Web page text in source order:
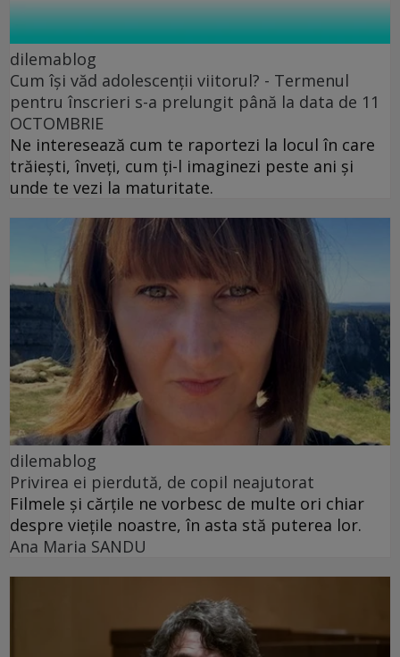
dilemablog
Cum își văd adolescenții viitorul? - Termenul
pentru înscrieri s-a prelungit până la data de 11
OCTOMBRIE
Ne interesează cum te raportezi la locul în care
trăiești, înveți, cum ți-l imaginezi peste ani și
unde te vezi la maturitate.
dilemablog
Privirea ei pierdută, de copil neajutorat
Filmele și cărțile ne vorbesc de multe ori chiar
despre viețile noastre, în asta stă puterea lor.
Ana Maria SANDU